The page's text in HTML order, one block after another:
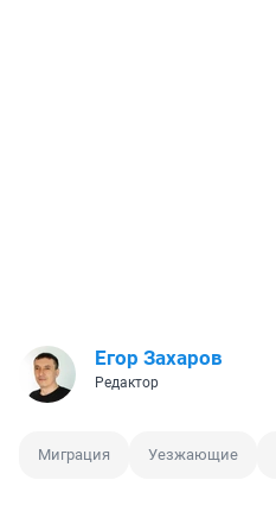
Егор Захаров
Редактор
Миграция Уезжающие